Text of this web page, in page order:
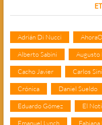
Adrián Di Nucci
Alberto Sabini Augusto
Cacho Javier Carlos
Crónica Daniel Sueldo
Eduardo Gómez El
Emanuel Lynch